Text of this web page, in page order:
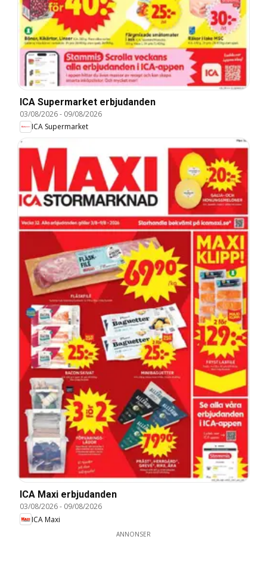
ICA Supermarket erbjudanden
03/08/2026- 09/08/2026
ICA Supermarket
ICA Maxi erbjudanden
03/08/2026- 09/08/2026
ICA Maxi
ANNONSER